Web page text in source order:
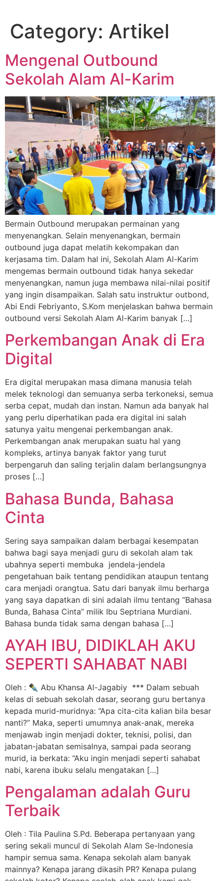
Category: Artikel
Mengenal Outbound
Sekolah Alam Al-Karim
Bermain Outbound merupakan permainan yang
menyenangkan. Selain menyenangkan, bermain
outbound juga dapat melatih kekompakan dan
kerjasama tim. Dalam hal ini, Sekolah Alam Al-Karim
mengemas bermain outbound tidak hanya sekedar
menyenangkan, namun juga membawa nilai-nilai positif
yang ingin disampaikan. Salah satu instruktur outbond,
Abi Endi Febriyanto, S.Kom menjelaskan bahwa bermain
outbound versi Sekolah Alam Al-Karim banyak […]
Perkembangan Anak di Era
Digital
Era digital merupakan masa dimana manusia telah
melek teknologi dan semuanya serba terkoneksi, semua
serba cepat, mudah dan instan. Namun ada banyak hal
yang perlu diperhatikan pada era digital ini salah
satunya yaitu mengenai perkembangan anak.
Perkembangan anak merupakan suatu hal yang
kompleks, artinya banyak faktor yang turut
berpengaruh dan saling terjalin dalam berlangsungnya
proses […]
Bahasa Bunda, Bahasa
Cinta
Sering saya sampaikan dalam berbagai kesempatan
bahwa bagi saya menjadi guru di sekolah alam tak
ubahnya seperti membuka jendela-jendela
pengetahuan baik tentang pendidikan ataupun tentang
cara menjadi orangtua. Satu dari banyak ilmu berharga
yang saya dapatkan di sini adalah ilmu tentang “Bahasa
Bunda, Bahasa Cinta” milik Ibu Septriana Murdiani.
Bahasa bunda tidak sama dengan bahasa […]
AYAH IBU, DIDIKLAH AKU
SEPERTI SAHABAT NABI
Oleh : ✒ Abu Khansa Al-Jagabiy *** Dalam sebuah
kelas di sebuah sekolah dasar, seorang guru bertanya
kepada murid-muridnya: “Apa cita-cita kalian bila besar
nanti?” Maka, seperti umumnya anak-anak, mereka
menjawab ingin menjadi dokter, teknisi, polisi, dan
jabatan-jabatan semisalnya, sampai pada seorang
murid, ia berkata: “Aku ingin menjadi seperti sahabat
nabi, karena ibuku selalu mengatakan […]
Pengalaman adalah Guru
Terbaik
Oleh : Tila Paulina S.Pd. Beberapa pertanyaan yang
sering sekali muncul di Sekolah Alam Se-Indonesia
hampir semua sama. Kenapa sekolah alam banyak
mainnya? Kenapa jarang dikasih PR? Kenapa pulang